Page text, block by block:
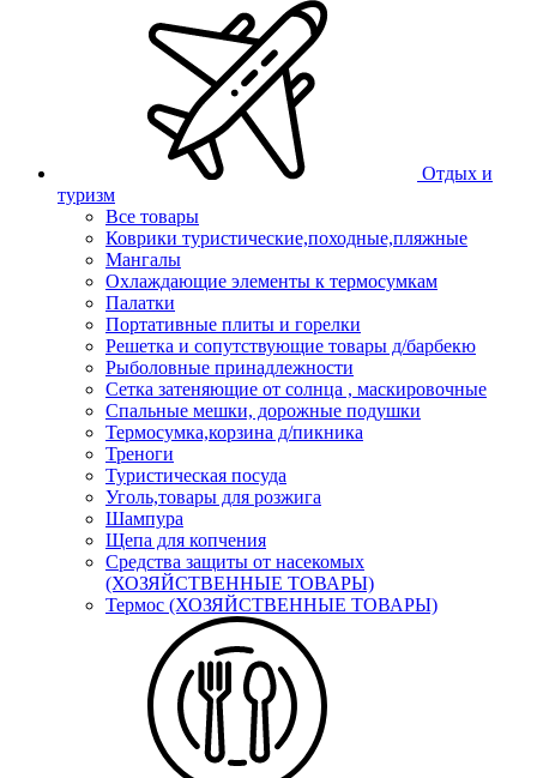
Отдых и
туризм
Все товары
Коврики туристические,походные,пляжные
Мангалы
Охлаждающие элементы к термосумкам
Палатки
Портативные плиты и горелки
Решетка и сопутствующие товары д/барбекю
Рыболовные принадлежности
Сетка затеняющие от солнца , маскировочные
Спальные мешки, дорожные подушки
Термосумка,корзина д/пикника
Треноги
Туристическая посуда
Уголь,товары для розжига
Шампура
Щепа для копчения
Средства защиты от насекомых
(ХОЗЯЙСТВЕННЫЕ ТОВАРЫ)
Термос (ХОЗЯЙСТВЕННЫЕ ТОВАРЫ)